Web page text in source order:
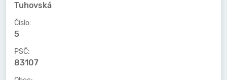
Tuhovská
Číslo:
5
PSČ:
83107